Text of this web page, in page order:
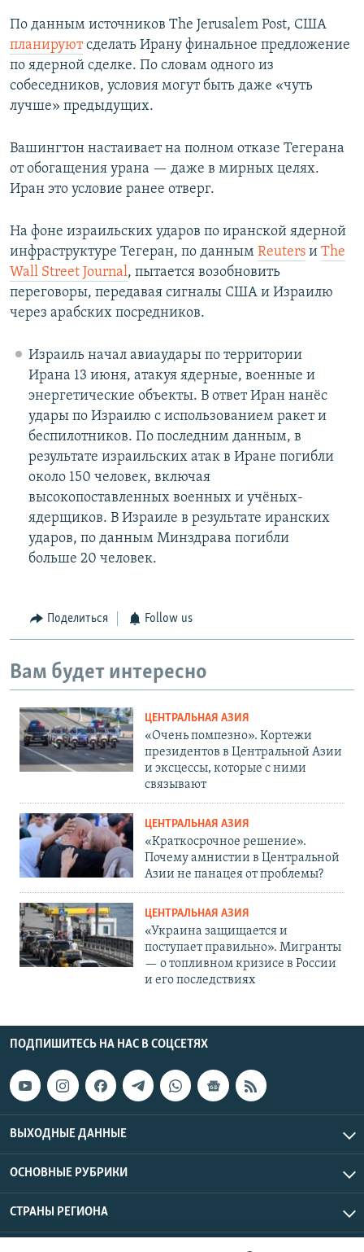
По данным источников The Jerusalem Post, США
планируютсделать Ирану финальное предложение
по ядерной сделке. По словам одного из
собеседников, условия могут быть даже «чуть
лучше» предыдущих.
Вашингтон настаивает на полном отказе Тегерана
от обогащения урана — даже в мирных целях.
Иран это условие ранее отверг.
На фоне израильских ударов по иранской ядерной
инфраструктуре Тегеран, по данным Reuters и The
Wall Street Journal, пытается возобновить
переговоры, передавая сигналы США и Израилю
через арабских посредников.
Израиль начал авиаудары по территории
Ирана 13 июня, атакуя ядерные, военные и
энергетические объекты. В ответ Иран нанёс
удары по Израилю с использованием ракет и
беспилотников. По последним данным, в
результате израильских атак в Иране погибли
около 150 человек, включая
высокопоставленных военных и учёных-
ядерщиков. В Израиле в результате иранских
ударов, по данным Минздрава погибли
больше 20 человек.
Поделиться Follow us
Вам будет интересно
ЦЕНТРАЛЬНАЯ АЗИЯ
«Очень помпезно». Кортежи
президентов в Центральной Азии
и эксцессы, которые с ними
связывают
ЦЕНТРАЛЬНАЯ АЗИЯ
«Краткосрочное решение».
Почему амнистии в Центральной
Азии не панацея от проблемы?
ЦЕНТРАЛЬНАЯ АЗИЯ
«Украина защищается и
поступает правильно». Мигранты
— о топливном кризисе в России
и его последствиях
ПОДПИШИТЕСЬ НА НАС В СОЦСЕТЯХ
ВЫХОДНЫЕ ДАННЫЕ
ОСНОВНЫЕ РУБРИКИ
СТРАНЫ РЕГИОНА